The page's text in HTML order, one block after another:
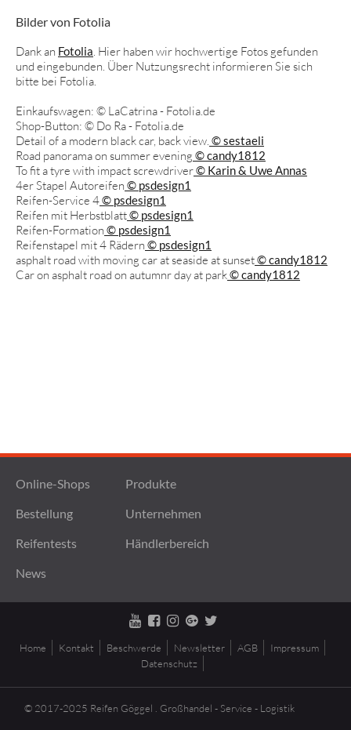
Bilder von Fotolia
Dank an Fotolia . Hier haben wir hochwertige Fotos gefunden
und eingebunden. Über Nutzungsrecht informieren Sie sich
bitte bei Fotolia.
Einkaufswagen: © LaCatrina - Fotolia.de
Shop-Button: © Do Ra - Fotolia.de
Detail of a modern black car, back view. © sestaeli
Road panorama on summer evening © candy1812
To fit a tyre with impact screwdriver© Karin & Uwe Annas
4er Stapel Autoreifen © psdesign1
Reifen-Service 4© psdesign1
Reifen mit Herbstblatt© psdesign1
Reifen-Formation © psdesign1
Reifenstapel mit 4 Rädern © psdesign1
asphalt road with moving car at seaside at sunset© candy1812
Car on asphalt road on autumnr day at park© candy1812
Online-Shops
Produkte
Bestellung
Unternehmen
Reifentests
Händlerbereich
News
Home Kontakt Beschwerde Newsletter AGB
Impressum
Datenschutz
© 2017-2025 Reifen Göggel . Großhandel - Service - Logistik